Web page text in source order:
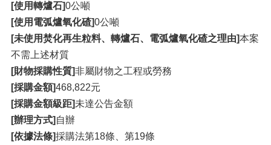
[使用轉爐石]0公噸
[使用電弧爐氧化碴]0公噸
[未使用焚化再生粒料、轉爐石、電弧爐氧化碴之理由]本案
不需上述材質
[財物採購性質]非屬財物之工程或勞務
[採購金額]468,822元
[採購金額級距]未達公告金額
[辦理方式] 自辦
[依據法條]採購法第18條、第19條